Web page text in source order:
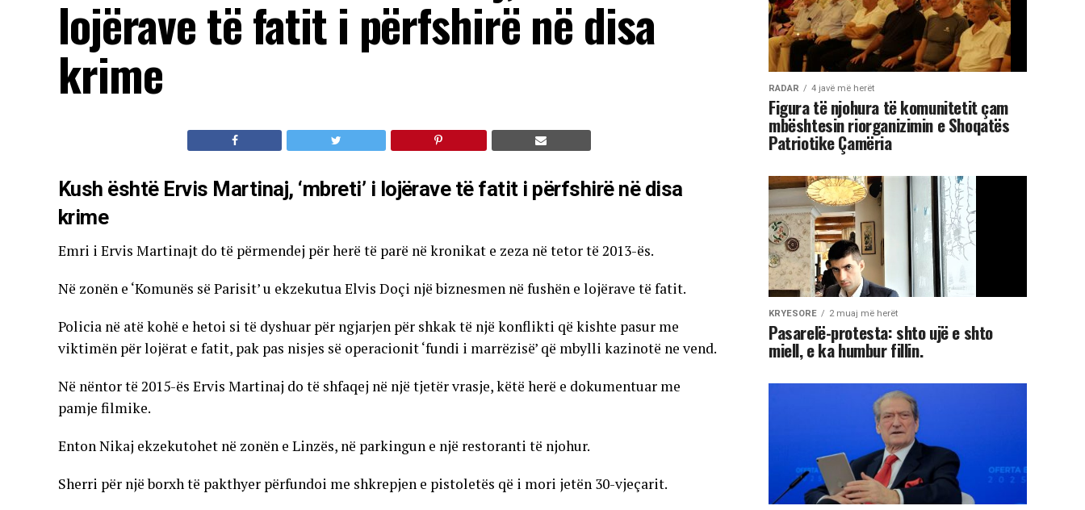
lojërave të fatit i përfshirë në disa
krime
Kush është Ervis Martinaj, ‘mbreti’ i lojërave të fatit i përfshirë në disa
krime
Emri i Ervis Martinajt do të përmendej për herë të parë në kronikat e zeza në tetor të 2013-ës.
Në zonën e ‘Komunës së Parisit’ u ekzekutua Elvis Doçi një biznesmen në fushën e lojërave të fatit.
Policia në atë kohë e hetoi si të dyshuar për ngjarjen për shkak të një konflikti që kishte pasur me
viktimën për lojërat e fatit, pak pas nisjes së operacionit ‘fundi i marrëzisë’ që mbylli kazinotë ne vend.
Në nëntor të 2015-ës Ervis Martinaj do të shfaqej në një tjetër vrasje, këtë herë e dokumentuar me
pamje filmike.
Enton Nikaj ekzekutohet në zonën e Linzës, në parkingun e një restoranti të njohur.
Sherri për një borxh të pakthyer përfundoi me shkrepjen e pistoletës që i mori jetën 30-vjeçarit.
RADAR 4 javë më herët
Figura të njohura të komunitetit çam
mbështesin riorganizimin e Shoqatës
Patriotike Çamëria
KRYESORE 2 muaj më herët
Pasarelë-protesta: shto ujë e shto
miell, e ka humbur fillin.